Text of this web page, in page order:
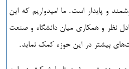
و پایدار است. ما امیدواریم که این
نظر و همکاری میان دانشگاه و صنعت
بیشتر در این حوزه کمک نماید.